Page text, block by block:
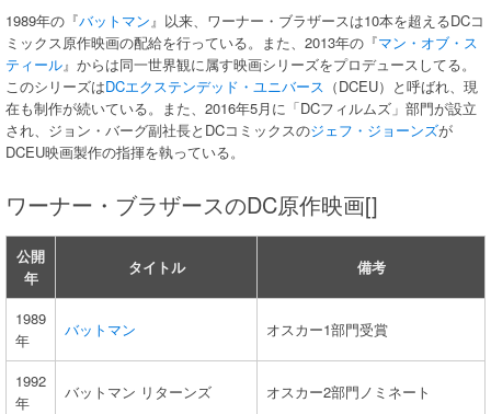
1989年の『バットマン』以来、ワーナー・ブラザースは10本を超えるDCコ
ミックス原作映画の配給を行っている。また、2013年の『マン・オブ・ス
ティール』からは同一世界観に属す映画シリーズをプロデュースしてる。
このシリーズはDCエクステンデッド・ユニバース （DCEU）と呼ばれ、現
在も制作が続いている。また、2016年5月に「DCフィルムズ」部門が設立
され、ジョン・バーグ副社長とDCコミックスのジェフ・ジョーンズが
DCEU映画製作の指揮を執っている。
ワーナー・ブラザースのDC原作映画[]
公開
年
タイトル 備考
1989
年
バットマン オスカー1部門受賞
1992
年
バットマン リターンズ オスカー2部門ノミネート